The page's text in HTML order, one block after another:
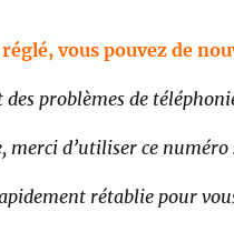
vous pouvez de
problèmes de
d’utiliser ce numéro
rétablie pour